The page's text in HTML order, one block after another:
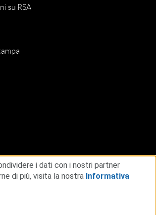
su RSA
i dati con i nostri partner
di più, visita la nostra Informativa